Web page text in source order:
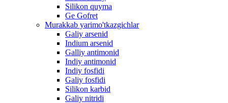
Silikon quyma
Ge Gofret
Murakkab yarimo'tkazgichlar
Galiy arsenid
Indium arsenid
Galliy antimonid
Indiy antimonid
Indiy fosfidi
Galiy fosfidi
Silikon karbid
Galiy nitridi